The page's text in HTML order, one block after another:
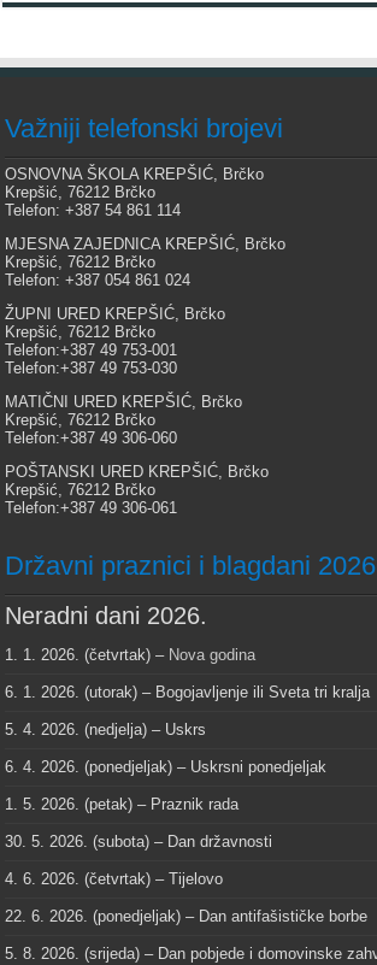
Važniji telefonski brojevi
OSNOVNA ŠKOLA KREPŠIĆ, Brčko
Krepšić, 76212 Brčko
Telefon: +387 54 861 114
MJESNA ZAJEDNICA KREPŠIĆ, Brčko
Krepšić, 76212 Brčko
Telefon: +387 054 861 024
ŽUPNI URED KREPŠIĆ, Brčko
Krepšić, 76212 Brčko
Telefon:+387 49 753-001
Telefon:+387 49 753-030
MATIČNI URED KREPŠIĆ, Brčko
Krepšić, 76212 Brčko
Telefon:+387 49 306-060
POŠTANSKI URED KREPŠIĆ, Brčko
Krepšić, 76212 Brčko
Telefon:+387 49 306-061
Državni praznici i blagdani
Neradni dani 2026.
1. 1. 2026. (četvrtak) – Nova godina
6. 1. 2026. (utorak) – Bogojavljenje ili Sveta tri kralja
5. 4. 2026. (nedjelja) – Uskrs
6. 4. 2026. (ponedjeljak) – Uskrsni ponedjeljak
1. 5. 2026. (petak) – Praznik rada
30. 5. 2026. (subota) – Dan državnosti
4. 6. 2026. (četvrtak) – Tijelovo
22. 6. 2026. (ponedjeljak) – Dan antifašističke borbe
5. 8. 2026. (srijeda) – Dan pobjede i domovinske